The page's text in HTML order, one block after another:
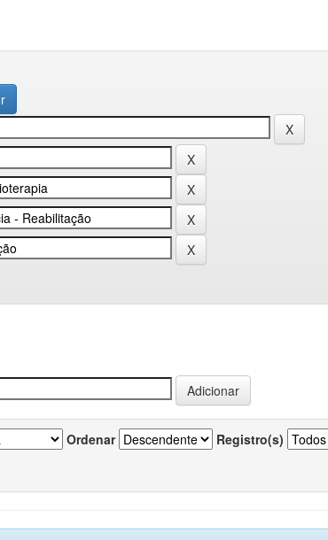
Ordenar Registro(s)